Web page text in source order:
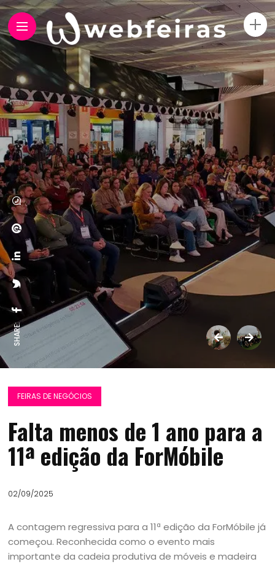
SHARE:
FEIRAS DE NEGÓCIOS
Falta menos de 1 ano para a
11ª edição da ForMóbile
02/09/2025
A contagem regressiva para a 11ª edição da ForMóbile já
começou. Reconhecida como o evento mais
importante da cadeia produtiva de móveis e madeira